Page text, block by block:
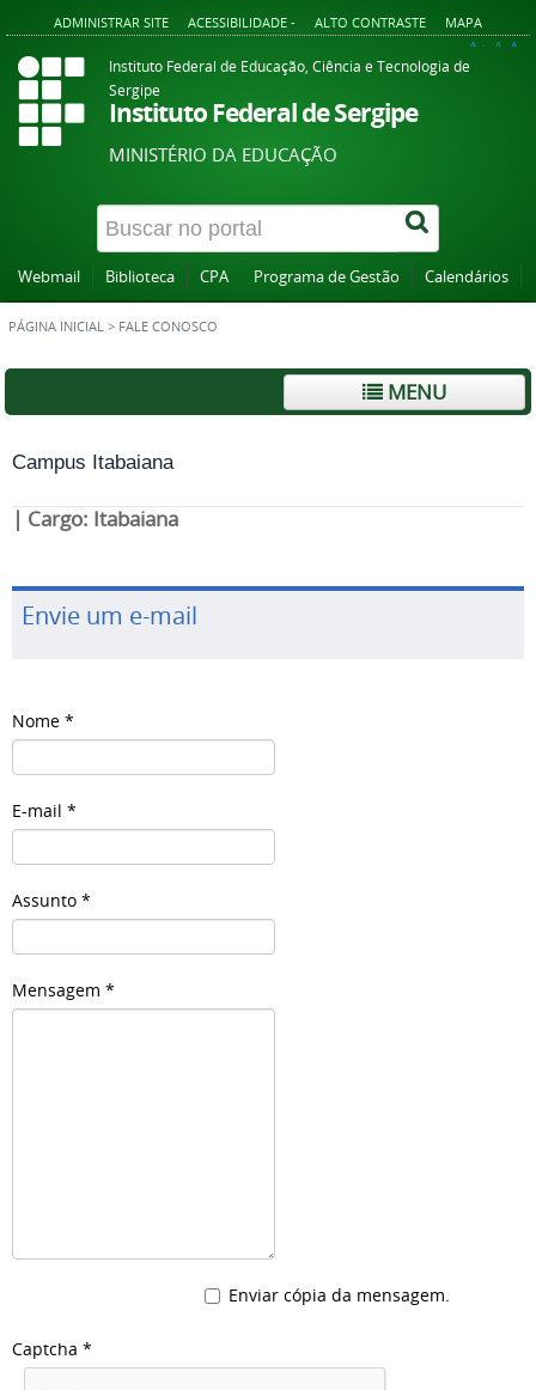
ADMINISTRAR SITE ACESSIBILIDADE - ALTO CONTRASTE MAPA
A+ A A-
Instituto Federal de Educação, Ciência e Tecnologia de
Sergipe
Instituto Federal de Sergipe
MINISTÉRIO DA EDUCAÇÃO
Webmail Biblioteca CPA Programa de Gestão Calendários
PÁGINA INICIAL > FALE CONOSCO
MENU
Campus Itabaiana
| Cargo: Itabaiana
Envie um e-mail
Nome *
E-mail *
Assunto *
Mensagem *
Enviar cópia da mensagem.
Captcha *